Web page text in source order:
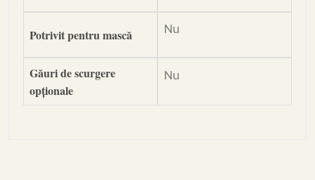
Potrivit pentru mască Nu
Găuri de scurgere
opționale
Nu